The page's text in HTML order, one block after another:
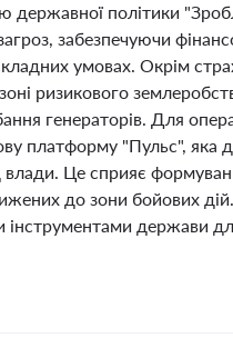
державної політики
забезпечуючи
умовах. Окрім
ризикового
генераторів. Для
платформу "Пульс", яка
влади. Це сприяє
до зони бойових
інструментами держави